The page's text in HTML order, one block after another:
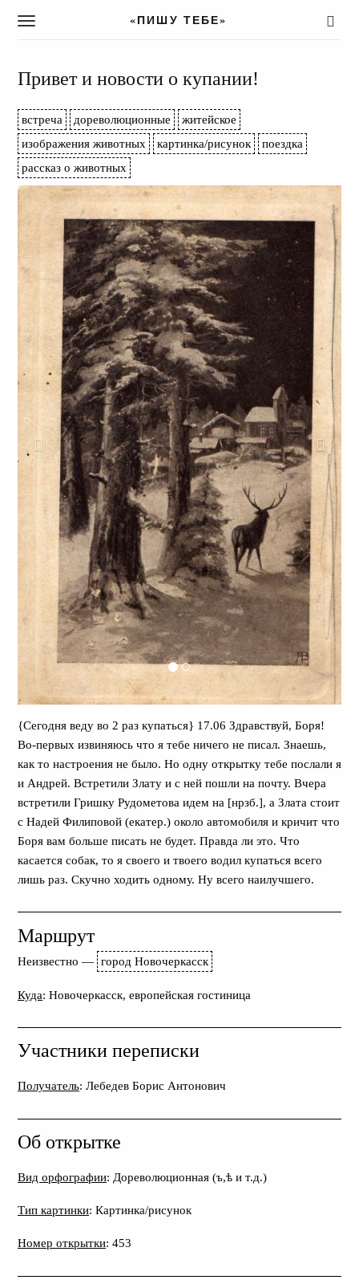
T
g
l
e
n
a
v
i
g
o
n
«ПИШУ ТЕБЕ»
Привет и новости о купании!
встреча дореволюционные
житейское
изображения животных
картинка/рисунок
поездка
рассказ о животных
{Сегодня веду во 2 раз купаться} 17.06 Здравствуй, Боря!
Во-первых извиняюсь что я тебе ничего не писал. Знаешь,
как то настроения не было. Но одну открытку тебе послали я
и Андрей. Встретили Злату и с ней пошли на почту. Вчера
встретили Гришку Рудометова идем на [нрзб.], а Злата стоит
с Надей Филиповой (екатер.) около автомобиля и кричит что
Боря вам больше писать не будет. Правда ли это. Что
касается собак, то я своего и твоего водил купаться всего
лишь раз. Скучно ходить одному. Ну всего наилучшего.
Маршрут
Неизвестно — город Новочеркасск
Куда: Новочеркасск, европейская гостиница
Участники переписки
Получатель: Лебедев Борис Антонович
Об открытке
Вид орфографии: Дореволюционная (ъ,ѣ и т.д.)
Тип картинки: Картинка/рисунок
Номер открытки: 453